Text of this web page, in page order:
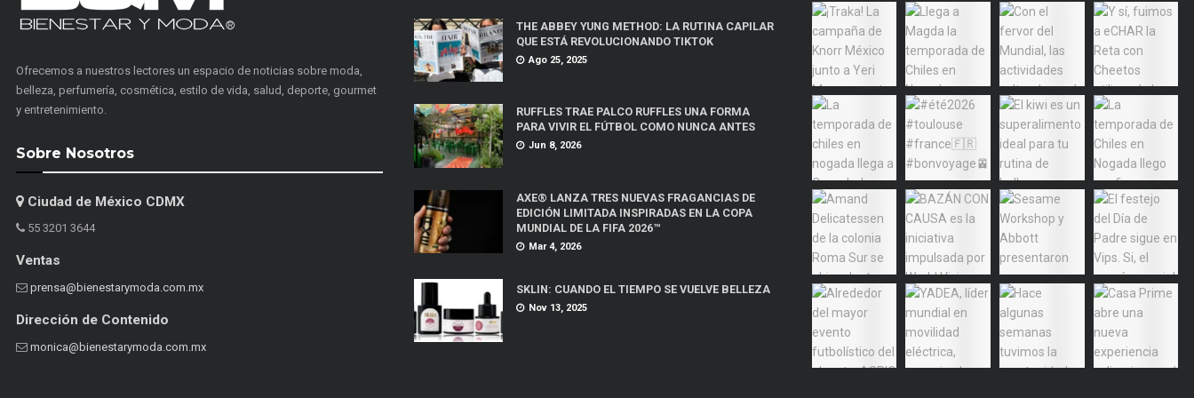
Ofrecemos a nuestros lectores un espacio de noticias sobre moda,
belleza, perfumería, cosmética, estilo de vida, salud, deporte, gourmet
y entretenimiento.
Sobre Nosotros
Ciudad de México CDMX
55 3201 3644
Ventas
prensa@bienestarymoda.com.mx
Dirección de Contenido
monica@bienestarymoda.com.mx
THE ABBEY YUNG METHOD: LA RUTINA CAPILAR
QUE ESTÁ REVOLUCIONANDO TIKTOK
Ago 25, 2025
RUFFLES TRAE PALCO RUFFLES UNA FORMA
PARA VIVIR EL FÚTBOL COMO NUNCA ANTES
Jun 8, 2026
AXE® LANZA TRES NUEVAS FRAGANCIAS DE
EDICIÓN LIMITADA INSPIRADAS EN LA COPA
MUNDIAL DE LA FIFA 2026™
Mar 4, 2026
SKLIN: CUANDO EL TIEMPO SE VUELVE BELLEZA
Nov 13, 2025